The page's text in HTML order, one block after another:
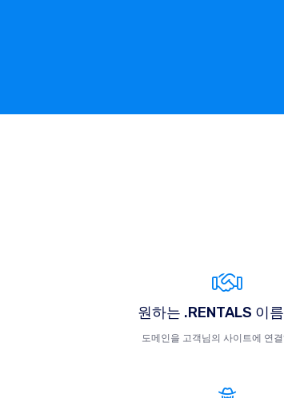
원하는 .RENTALS 이
도메인을 고객님의 사이트에 연